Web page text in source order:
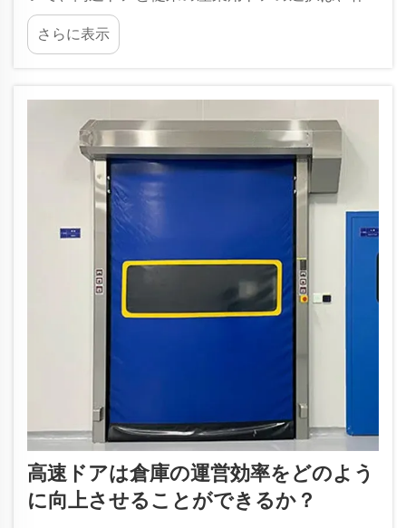
業の流れ、エネルギー費用、長期的なメンテナン
スに直接影響します。以下に、それぞれの主な違
いを説明します。
さらに表示
高速ドアは倉庫の運営効率をどのよう
に向上させることができるか？